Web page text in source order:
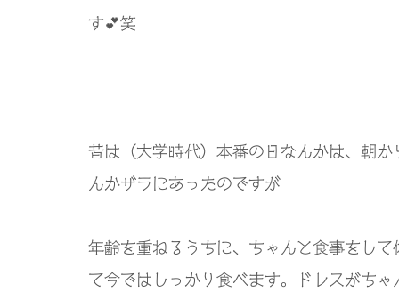
す💕笑
昔は（大学時代）本番の日なんかは、朝
んかザラにあったのですが
年齢を重ねるうちに、ちゃんと食事をし
て今ではしっかり食べます。ドレスがち